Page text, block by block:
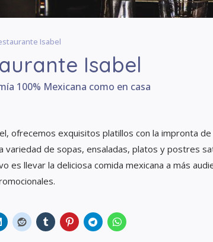
Isabel
Isabel
100% Mexicana como en casa
ofrecemos exquisitos platillos con la impronta de
variedad de sopas, ensaladas, platos y postres
es llevar la deliciosa comida mexicana a más